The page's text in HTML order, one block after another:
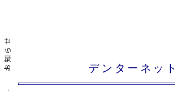
お知らせ デンターネット